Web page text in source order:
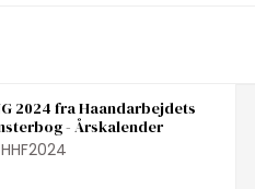
2024 fra Haandarbejdets
- Årskalender
HHF2024